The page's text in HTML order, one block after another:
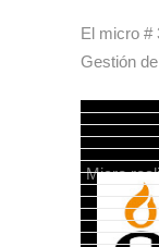
El micro #
Gestión
Micro